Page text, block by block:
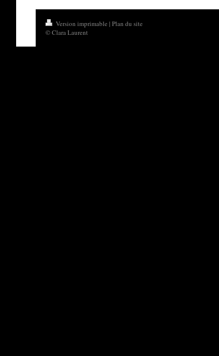
Version imprimable | Plan du site
© Clara Laurent